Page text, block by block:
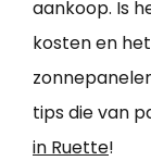
aankoop. Is
kosten en
tips die van
in Ruette!